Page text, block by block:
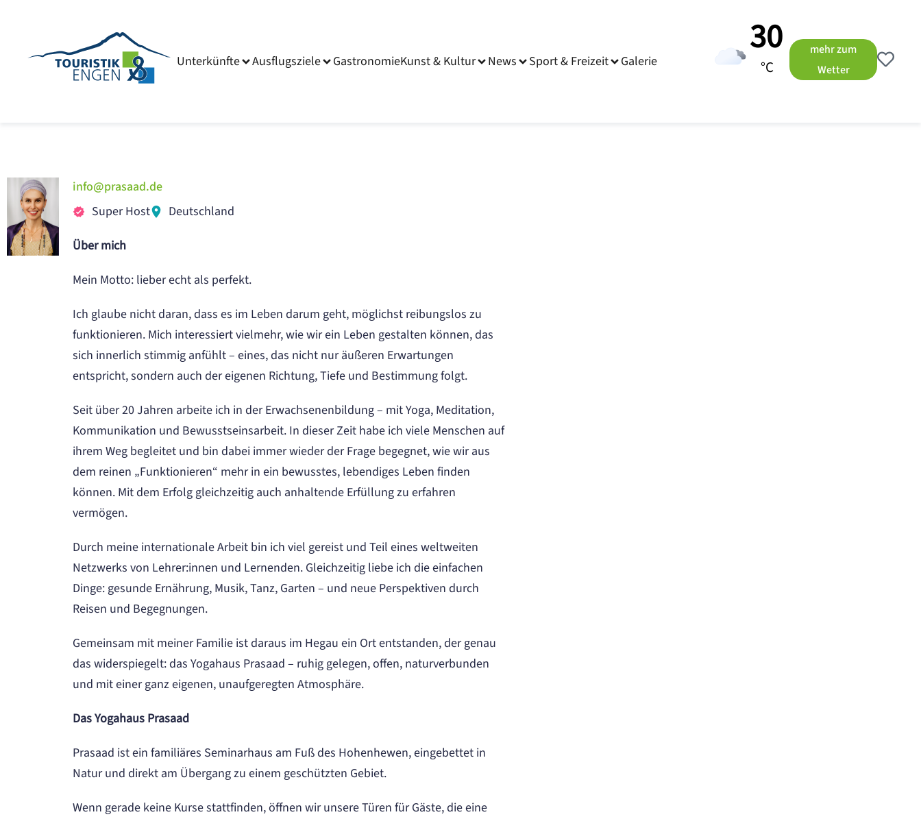
Unterkünfte Ausflugsziele GastronomieKunst & Kultur News Sport & Freizeit Galerie
30
°C
mehr zum
Wetter
info@prasaad.de
Super Host
Deutschland
Über mich
Mein Motto: lieber echt als perfekt.
Ich glaube nicht daran, dass es im Leben darum geht, möglichst reibungslos zu
funktionieren. Mich interessiert vielmehr, wie wir ein Leben gestalten können, das
sich innerlich stimmig anfühlt – eines, das nicht nur äußeren Erwartungen
entspricht, sondern auch der eigenen Richtung, Tiefe und Bestimmung folgt.
Seit über 20 Jahren arbeite ich in der Erwachsenenbildung – mit Yoga, Meditation,
Kommunikation und Bewusstseinsarbeit. In dieser Zeit habe ich viele Menschen auf
ihrem Weg begleitet und bin dabei immer wieder der Frage begegnet, wie wir aus
dem reinen „Funktionieren“ mehr in ein bewusstes, lebendiges Leben finden
können. Mit dem Erfolg gleichzeitig auch anhaltende Erfüllung zu erfahren
vermögen.
Durch meine internationale Arbeit bin ich viel gereist und Teil eines weltweiten
Netzwerks von Lehrer:innen und Lernenden. Gleichzeitig liebe ich die einfachen
Dinge: gesunde Ernährung, Musik, Tanz, Garten – und neue Perspektiven durch
Reisen und Begegnungen.
Gemeinsam mit meiner Familie ist daraus im Hegau ein Ort entstanden, der genau
das widerspiegelt: das Yogahaus Prasaad – ruhig gelegen, offen, naturverbunden
und mit einer ganz eigenen, unaufgeregten Atmosphäre.
Das Yogahaus Prasaad
Prasaad ist ein familiäres Seminarhaus am Fuß des Hohenhewen, eingebettet in
Natur und direkt am Übergang zu einem geschützten Gebiet.
Wenn gerade keine Kurse stattfinden, öffnen wir unsere Türen für Gäste, die eine